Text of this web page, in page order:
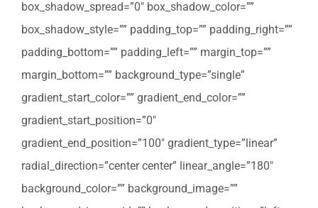
box_shadow_spread=”0″ box_shadow_color=””
box_shadow_style=”” padding_top=”” padding_right=””
padding_bottom=”” padding_left=”” margin_top=””
margin_bottom=”” background_type=”single”
gradient_start_color=”” gradient_end_color=””
gradient_start_position=”0″
gradient_end_position=”100″ gradient_type=”linear”
radial_direction=”center center” linear_angle=”180″
background_color=”” background_image=””